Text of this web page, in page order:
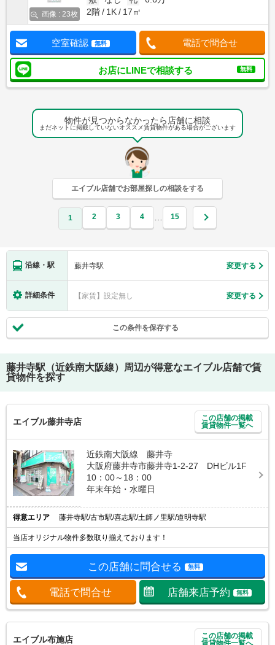
画像 : 23枚
2階
1K 17㎡
空室確認 無料 電話で問合せ
お店にLINEで相談する 無料
物件が見つからなかったら店舗に相談
まだネットに掲載していないオススメ賃貸物件がある場合がございます
エイブル店舗でお部屋探しの相談をする
1 2 3 4 … 15
沿線・駅 藤井寺駅 変更する
詳細条件 【家賃】設定無し 変更する
この条件を保存する
藤井寺駅（近鉄南大阪線）
周辺が得意なエイブル店舗で賃
貸物件を探す
エイブル藤井寺店
この店舗の掲載
賃貸物件一覧へ
近鉄南大阪線 藤井寺
大阪府藤井寺市藤井寺1-2-27 DHビル1F
10：00～18：00
年末年始・水曜日
得意エリア 藤井寺駅/古市駅/喜志駅/土師ノ里駅/道明寺駅
当店オリジナル物件多数取り揃えております！
この店舗に問合せる 無料
電話で問合せ 店舗来店予約 無料
エイブル布施店
この店舗の掲載
賃貸物件一覧へ